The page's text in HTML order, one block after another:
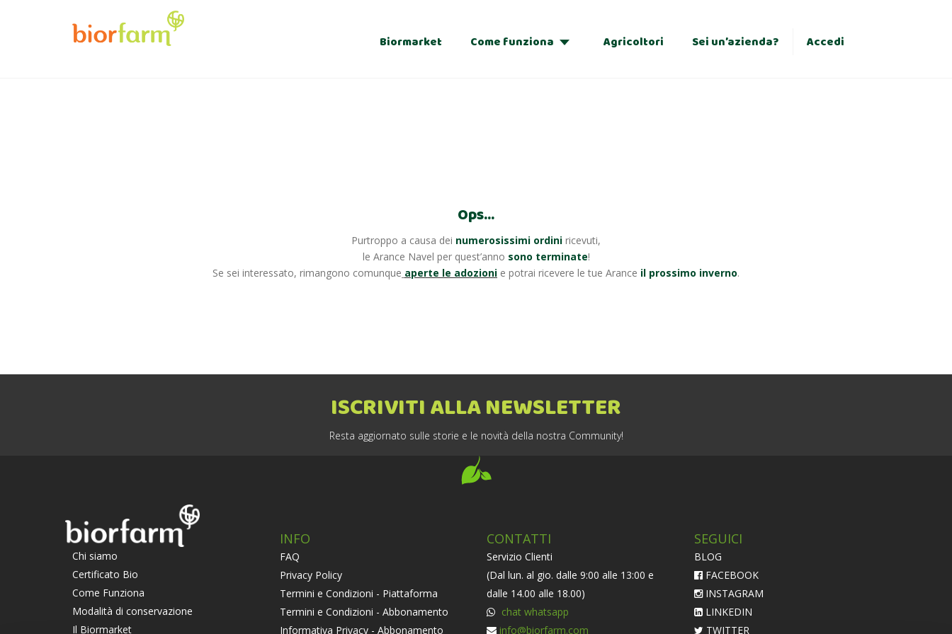
Biormarket Come funziona Agricoltori Sei un’azienda? Accedi
Ops…
Purtroppo a causa dei numerosissimi ordini ricevuti,
le Arance Navel per quest’anno sono terminate!
Se sei interessato, rimangono comunque aperte le adozioni e potrai ricevere le tue Arance il prossimo inverno.
ISCRIVITI ALLA NEWSLETTER
Resta aggiornato sulle storie e le novità della nostra Community!
Chi siamo
Certificato Bio
Come Funziona
Modalità di conservazione
Il Biormarket
INFO
FAQ
Privacy Policy
Termini e Condizioni - Piattaforma
Termini e Condizioni - Abbonamento
Informativa Privacy - Abbonamento
CONTATTI
Servizio Clienti
(Dal lun. al gio. dalle 9:00 alle 13:00 e
dalle 14.00 alle 18.00)
chat whatsapp
info@biorfarm.com
SEGUICI
BLOG
FACEBOOK
INSTAGRAM
LINKEDIN
TWITTER